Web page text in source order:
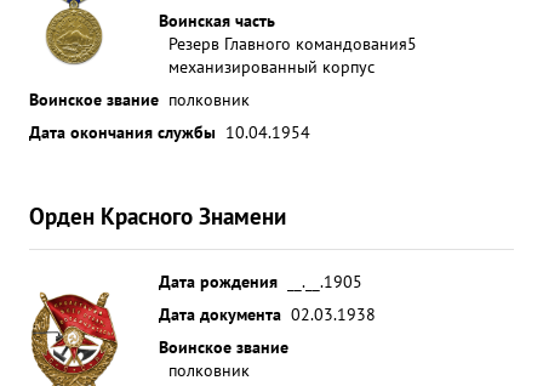
Воинская часть
Резерв Главного командования5
механизированный корпус
Воинское звание полковник
Дата окончания службы 10.04.1954
Орден Красного Знамени
Дата рождения
__.__.1905
Дата документа 02.03.1938
Воинское звание
полковник